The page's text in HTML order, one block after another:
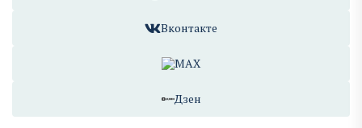
Вконтакте
MAX
Дзен